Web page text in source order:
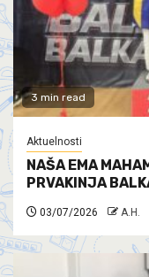
3 min read
Aktuelnosti
NAŠA EMA
PRVAKINJA
03/07/2026 A.H.